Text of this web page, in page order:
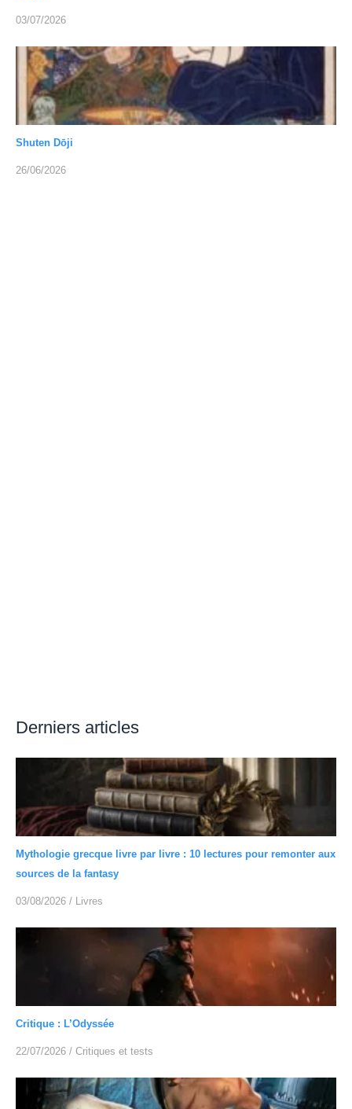
03/07/2026
Shuten Dōji
26/06/2026
Derniers articles
Mythologie grecque livre par livre : 10 lectures pour remonter aux
sources de la fantasy
03/08/2026 / Livres
Critique : L’Odyssée
22/07/2026 / Critiques et tests